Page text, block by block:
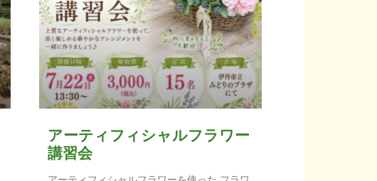
アーティフィシャルフラワー
講習会